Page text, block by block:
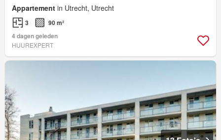
Appartement in Utrecht, Utrecht
3
90 m²
4 dagen geleden
HUUREXPERT